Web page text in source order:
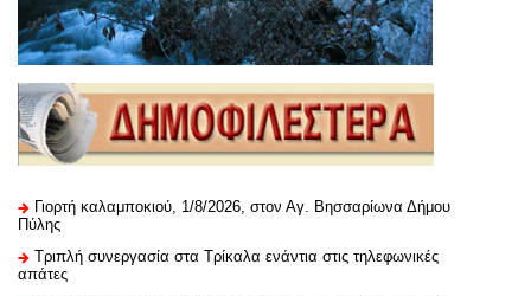
Γιορτή καλαμποκιού, 1/8/2026, στον Αγ. Βησσαρίωνα Δήμου
Πύλης
Τριπλή συνεργασία στα Τρίκαλα ενάντια στις τηλεφωνικές
απάτες